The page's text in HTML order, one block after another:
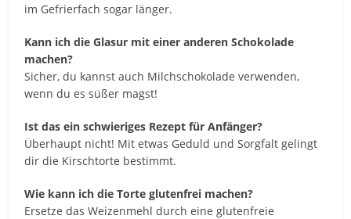
im Gefrierfach sogar länger.
Kann ich die Glasur mit einer anderen Schokolade
machen?
Sicher, du kannst auch Milchschokolade verwenden,
wenn du es süßer magst!
Ist das ein schwieriges Rezept für Anfänger?
Überhaupt nicht! Mit etwas Geduld und Sorgfalt gelingt
dir die Kirschtorte bestimmt.
Wie kann ich die Torte glutenfrei machen?
Ersetze das Weizenmehl durch eine glutenfreie